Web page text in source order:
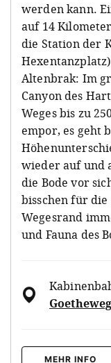
werden kann.
auf 14
die Station der
Altenbrak: Im
Canyon des
Weges bis zu
empor, es geht
wieder auf und
die Bode vor
bisschen für
Wegesrand
und Fauna des
MEHR INFO